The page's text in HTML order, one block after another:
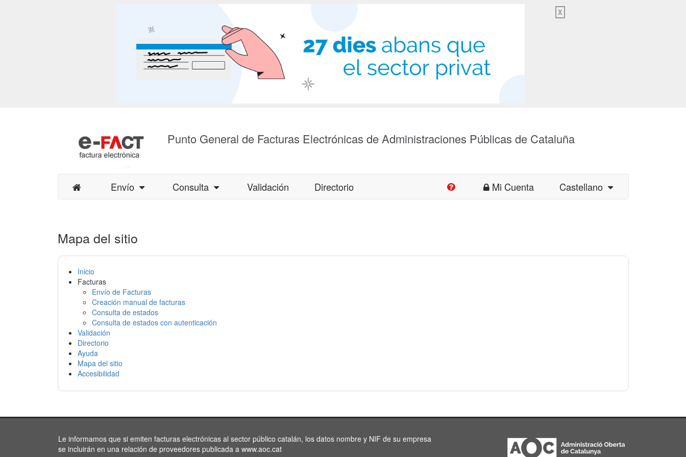
X
Punto General de Facturas Electrónicas de Administraciones Públicas de Cataluña
Envío Consulta Validación Directorio Mi Cuenta Castellano
Mapa del sitio
Inicio
Facturas
Envío de Facturas
Creación manual de facturas
Consulta de estados
Consulta de estados con autenticación
Validación
Directorio
Ayuda
Mapa del sitio
Accesibilidad
Le informamos que si emiten facturas electrónicas al sector público catalán, los datos nombre y NIF de su empresa
se incluirán en una relación de proveedores publicada a www.aoc.cat